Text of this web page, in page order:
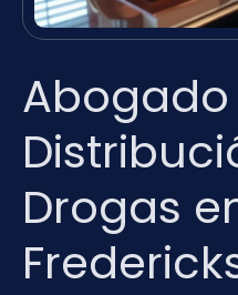
Drogas